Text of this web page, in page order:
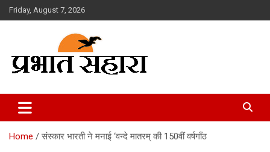
Skip
to
Friday, August 7, 2026
Prabhat Sahara
Home संस्कार भारती ने मनाई ‘वन्दे मातरम् की 150वीं वर्षगाँठ